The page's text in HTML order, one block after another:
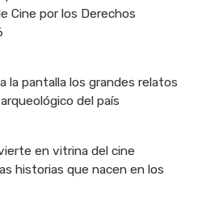
Cine por los Derechos
la pantalla los grandes relatos
del país
en vitrina del cine
historias que nacen en los